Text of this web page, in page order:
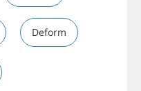
Deform